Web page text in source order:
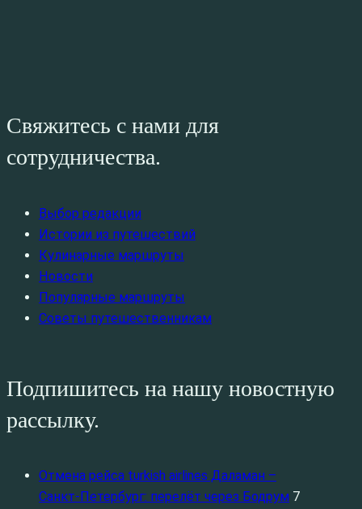
Свяжитесь с нами для
сотрудничества.
Выбор редакции
Истории из путешествий
Кулинарные маршруты
Новости
Популярные маршруты
Советы путешественникам
Подпишитесь на нашу новостную
рассылку.
Отмена рейса turkish airlines Даламан –
Санкт‑Петербург: перелёт через Бодрум 7